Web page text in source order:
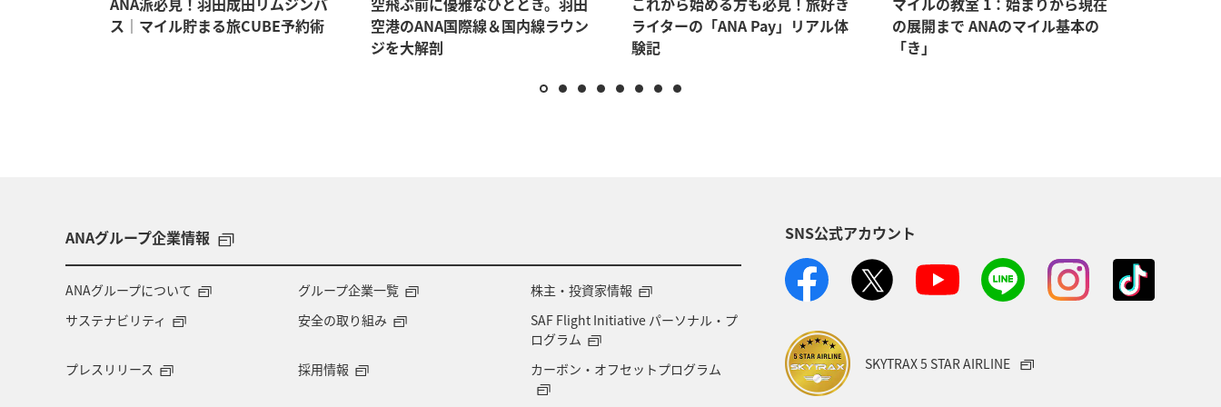
ス｜マイル貯まる旅CUBE予約術
空港のANA国際線＆国内線ラウン
ジを大解剖
ライターの「ANA Pay」リアル体
験記
の展開まで ANAのマイル基本の
「き」
ANAグループ企業情報
ANAグループについて グループ企業一覧
株主・投資家情報
サステナビリティ
安全の取り組み
SAF Flight Initiative パーソナル・プ
ログラム
プレスリリース
採用情報 カーボン・オフセットプログラム
SNS公式アカウント
SKYTRAX 5 STAR AIRLINE